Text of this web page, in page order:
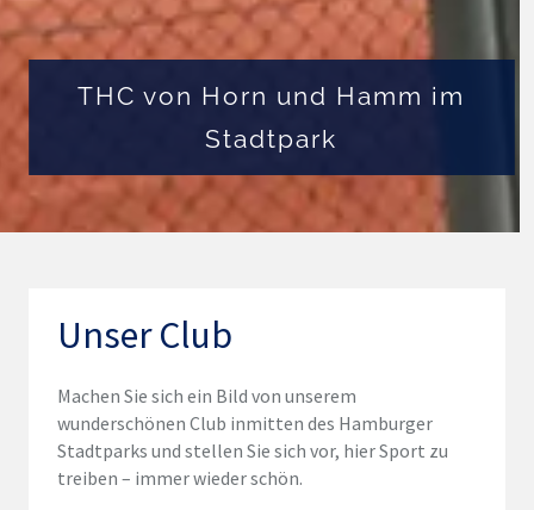
THC von Horn und Hamm im
Stadtpark
Unser Club
Machen Sie sich ein Bild von unserem
wunderschönen Club inmitten des Hamburger
Stadtparks und stellen Sie sich vor, hier Sport zu
treiben – immer wieder schön.